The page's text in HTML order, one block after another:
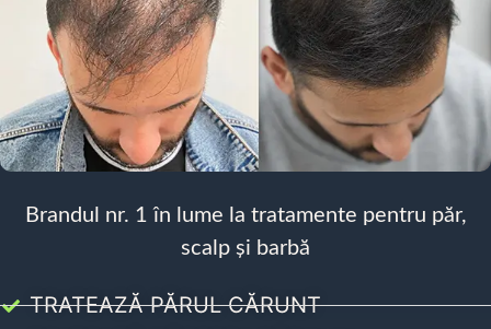
Brandul nr. 1 în lume la tratamente pentru păr,
scalp și barbă
TRATEAZĂ PĂRUL CĂRUNT